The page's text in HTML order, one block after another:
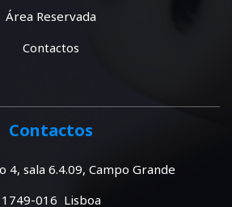
Área Reservada
Contactos
Contactos
4, sala 6.4.09, Campo Grande
1749-016 Lisboa